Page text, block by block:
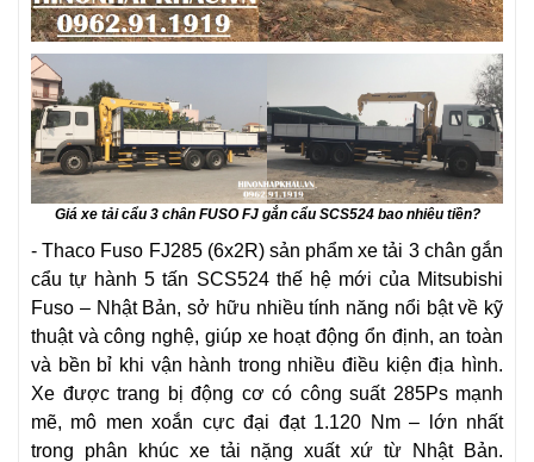
Giá xe tải cẩu 3 chân FUSO FJ gắn cẩu SCS524 bao nhiêu tiền?
- Thaco Fuso FJ285 (6x2R) sản phẩm xe tải 3 chân gắn
cẩu tự hành 5 tấn SCS524 thế hệ mới của Mitsubishi
Fuso – Nhật Bản, sở hữu nhiều tính năng nổi bật về kỹ
thuật và công nghệ, giúp xe hoạt động ổn định, an toàn
và bền bỉ khi vận hành trong nhiều điều kiện địa hình.
Xe được trang bị động cơ có công suất 285Ps mạnh
mẽ, mô men xoắn cực đại đạt 1.120 Nm – lớn nhất
trong phân khúc xe tải nặng xuất xứ từ Nhật Bản.